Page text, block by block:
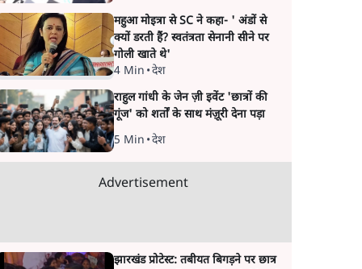
महुआ मोइत्रा से SC ने कहा- ' अंडों से
क्यों डरती हैं? स्वतंत्रता सेनानी सीने पर
गोली खाते थे'
4 Min •देश
राहुल गांधी के जेन ज़ी इवेंट 'छात्रों की
गूंज' को शर्तों के साथ मंज़ूरी देना पड़ा
5 Min •देश
Advertisement
झारखंड प्रोटेस्ट: तबीयत बिगड़ने पर छात्र